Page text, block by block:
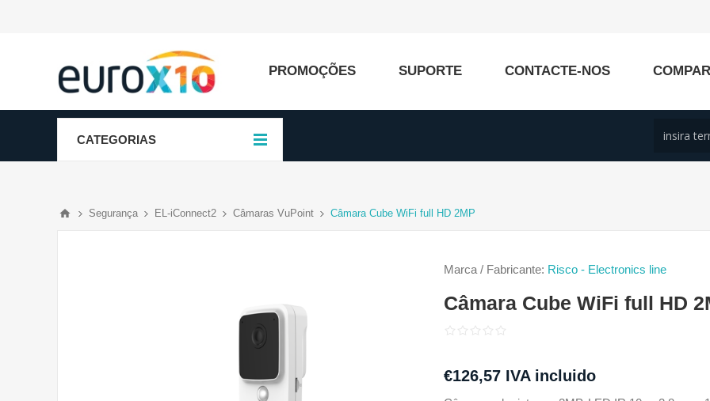
PROMOÇÕES SUPORTE CONTACTE-NOS
CATEGORIAS
Segurança EL-iConnect2 Câmaras VuPoint Câmara Cube WiFi full HD 2MP
Marca / Fabricante: Risco - Electronics line
Câmara Cube WiFi full HD
€126,57 IVA incluido